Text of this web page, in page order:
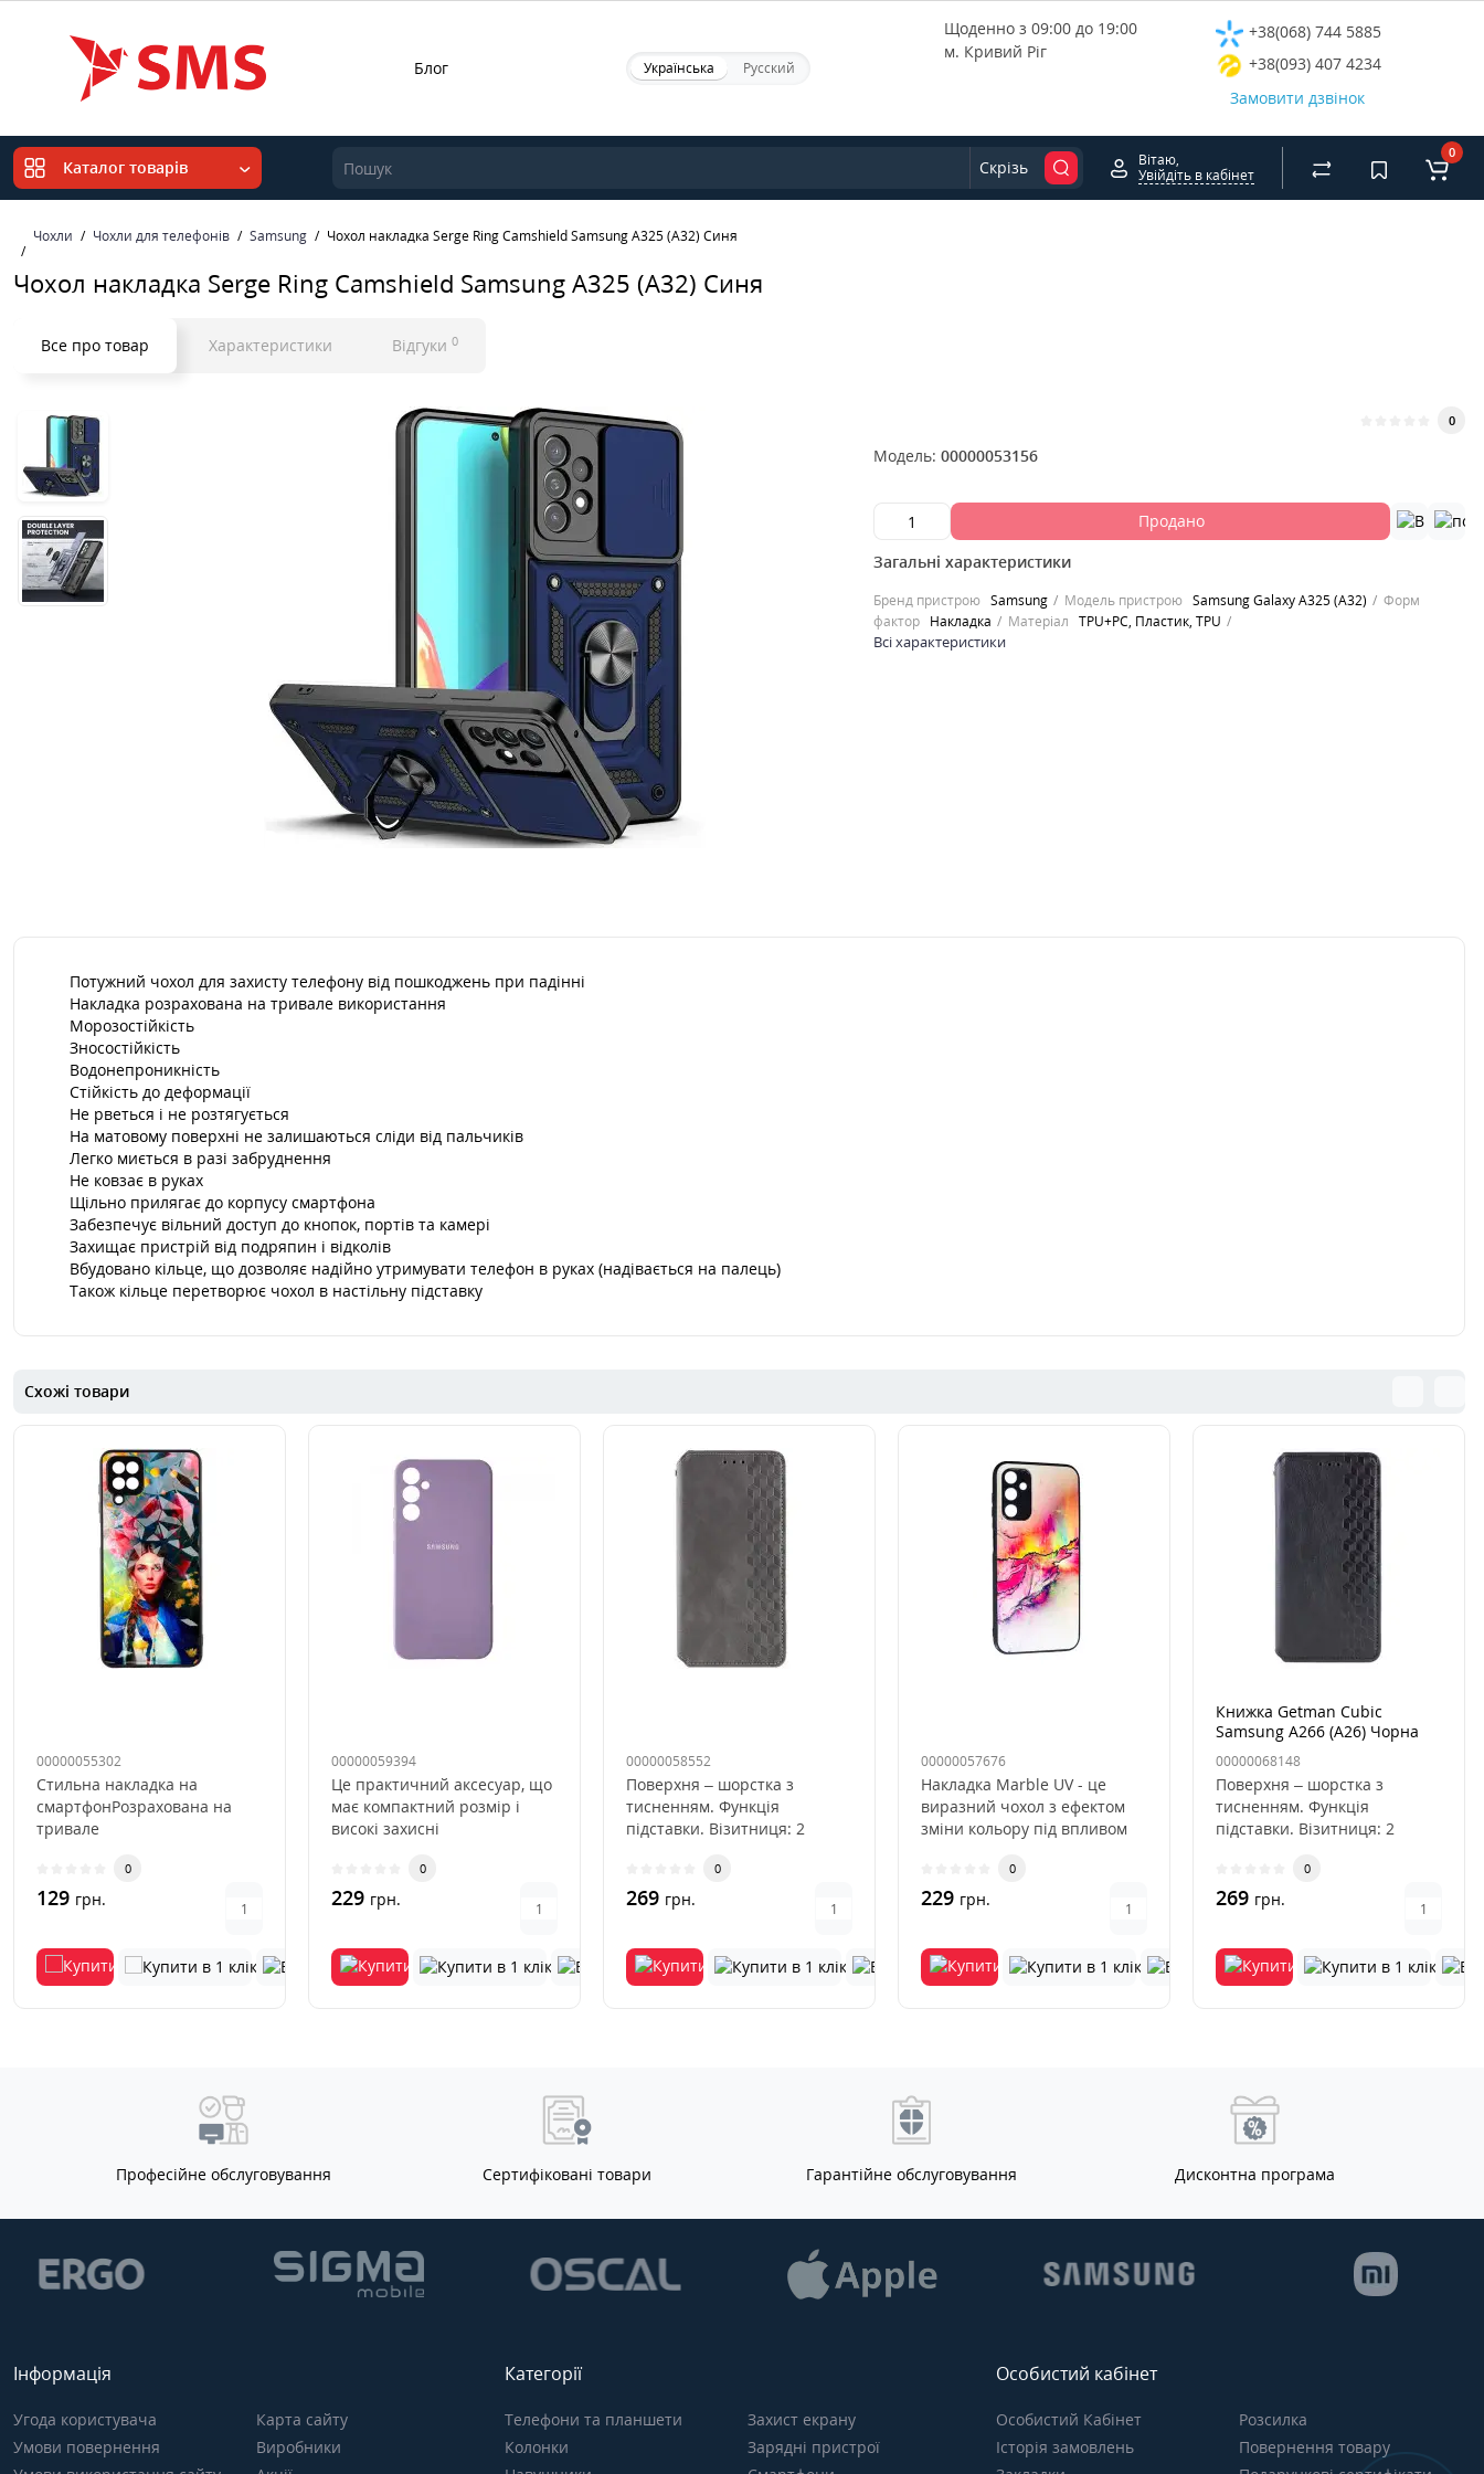
Блог Українська Русский
Щоденно з 09:00 до 19:00
м. Кривий Ріг
+38(068) 744 5885
+38(093) 407 4234
Замовити дзвінок
Каталог товарів Скрізь
Вітаю,
Увійдіть в кабінет
0
Чохли Чохли для телефонів Samsung Чохол накладка Serge Ring Camshield Samsung A325 (A32) Синя
Чохол накладка Serge Ring Camshield Samsung A325 (A32) Синя
Все про товар Характеристики Відгуки 0
0
Модель: 00000053156
Продано
Загальні характеристики
Бренд пристрою Samsung Модель пристрою Samsung Galaxy A325 (A32)
Форм
фактор
Накладка Матеріал TPU+PC, Пластик, TPU
Всі характеристики
Потужний чохол для захисту телефону від пошкоджень при падінні
Накладка розрахована на тривале використання
Морозостійкість
Зносостійкість
Водонепроникність
Стійкість до деформації
Не рветься і не розтягується
На матовому поверхні не залишаються сліди від пальчиків
Легко миється в разі забруднення
Не ковзає в руках
Щільно прилягає до корпусу смартфона
Забезпечує вільний доступ до кнопок, портів та камері
Захищає пристрій від подряпин і відколів
Вбудовано кільце, що дозволяє надійно утримувати телефон в руках (надівається на палець)
Також кільце перетворює чохол в настільну підставку
Схожі товари
00000055302
Стильна накладка на
смартфонРозрахована на
тривале
деформація та вицвітання..
0
129 грн.
00000059394
Це практичний аксесуар, що
має компактний розмір і
високі захисні
0
229 грн.
00000058552
Поверхня – шорстка з
тисненням. Функція
підставки. Візитниця: 2
0
269 грн.
00000057676
Накладка Marble UV - це
виразний чохол з ефектом
зміни кольору під впливом
0
229 грн.
Книжка Getman Cubic
Samsung A266 (A26) Чорна
00000068148
Поверхня – шорстка з
тисненням. Функція
підставки. Візитниця: 2
0
269 грн.
Професійне обслуговування Сертифіковані товари Гарантійне обслуговування Дисконтна програма
Інформація
Угода користувача
Умови повернення
Карта сайту
Виробники
Категорії
Телефони та планшети
Колонки
Захист екрану
Зарядні пристрої
Особистий кабінет
Особистий Кабінет
Історія замовлень
Розсилка
Повернення товару